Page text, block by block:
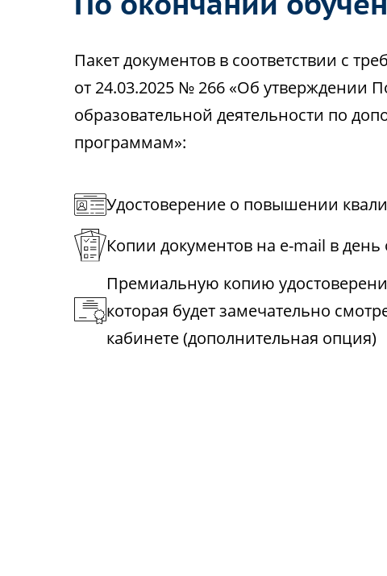
Пакет документов в соответствии с
от 24.03.2025 № 266 «Об утверждении
образовательной деятельности по
программам»:
Удостоверение о повышении
Копии документов на e-mail в
Премиальную копию
которая будет замечательно
кабинете (дополнительная опция)